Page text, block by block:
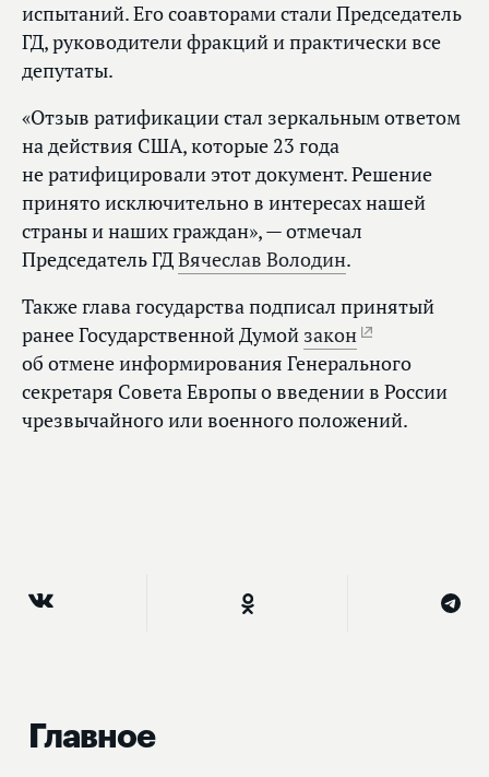
испытаний. Его соавторами стали Председатель
ГД, руководители фракций и практически все
депутаты.
«Отзыв ратификации стал зеркальным ответом
на действия США, которые 23 года
не ратифицировали этот документ. Решение
принято исключительно в интересах нашей
страны и наших граждан», — отмечал
Председатель ГДВячеслав Володин.
Также глава государства подписал принятый
ранее Государственной Думой закон
об отмене информирования Генерального
секретаря Совета Европы о введении в России
чрезвычайного или военного положений.
Главное